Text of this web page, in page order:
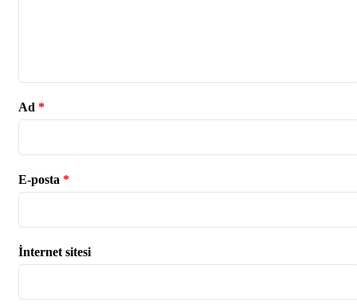
Ad *
E-posta *
İnternet sitesi